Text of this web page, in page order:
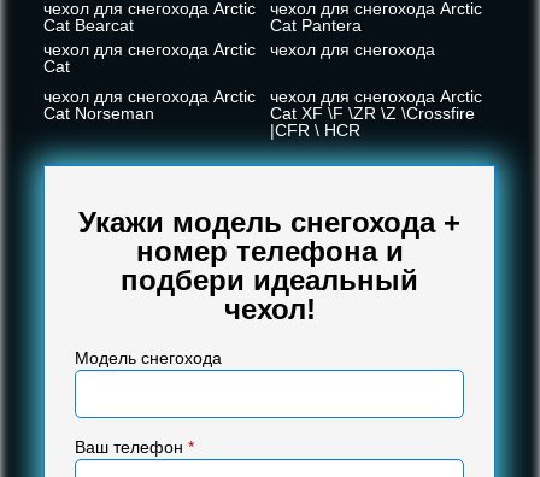
чехол для снегохода Arctic
Cat Bearcat
чехол для снегохода Arctic
Cat
чехол для снегохода Arctic
Cat Pantera
чехол для снегохода
чехол для снегохода Arctic
Cat Norseman
чехол для снегохода Arctic
Cat XF \F \ZR \Z \Crossfire
|CFR \ HCR
Укажи модель снегохода +
номер телефона и
подбери идеальный
чехол!
Модель снегохода
Ваш телефон *